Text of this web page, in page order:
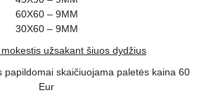
60X60 – 9MM
30X60 – 9MM
užsakant šiuos dydžius
papildomai skaičiuojama paletės kaina 60
Eur